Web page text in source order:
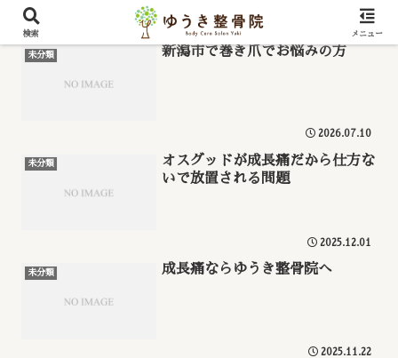
未分類 新潟市で巻き爪でお悩みの方
2026.07.10
未分類
オスグッドが成長痛だから仕方な
いで放置される問題
2025.12.01
未分類 成長痛ならゆうき整骨院へ
2025.11.22
検索 メニュー